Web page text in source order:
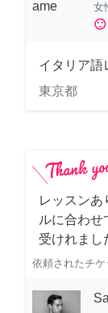
女
sentiment_satisfied
イタリア語
東京都
レッスンあ
ルに合わせ
受けれまし
依頼されたチケ